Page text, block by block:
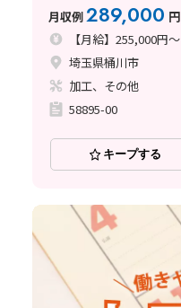
月収例289,000 円
【月給】255,000円～
埼玉県桶川市
加工、その他
58895-00
キープする